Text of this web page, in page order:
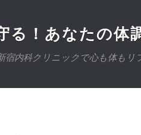
る！あなたの体
内科クリニックで心も体もリ